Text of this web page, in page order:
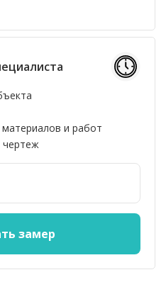
и работ
чертеж